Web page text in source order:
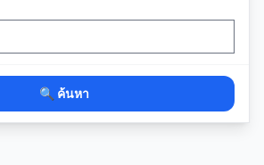
🔍 ค้นหา